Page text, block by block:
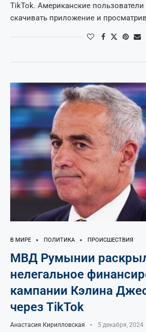
TikTok. Американские
скачивать приложение и
В МИРЕ ПОЛИТИКА ПРОИСШЕСТВИЯ
МВД Румынии
нелегальное
кампании Кэлина
через TikTok
Анастасия Кирилловская 5 декабря, 2024